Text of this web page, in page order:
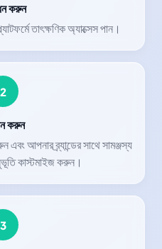
করুন
তাৎক্ষণিক অ্যাক্সেস পান।
2
করুন
আপনার ব্র্যান্ডের সাথে সামঞ্জস্য
কাস্টমাইজ করুন।
3